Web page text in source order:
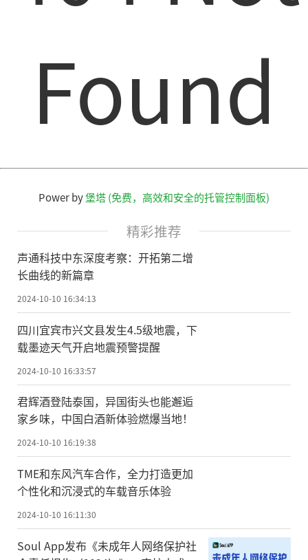
Found
Power by堡塔 (免费，高效和安全的托管控制面板)
精彩推荐
声通科技中东深度考察：开拓第二增
长曲线的新篇章
2024-10-10 16:34:13
四川宜宾市兴文县发生4.5级地震，下
载墨迹天气开启地震预警提醒
2024-10-10 16:33:57
君辉酒登陆泰国，异国街头也能邂逅
家乡味，中国白酒新体验燃爆当地！
2024-10-10 16:19:38
TME和东风汽车合作，全力打造更加
个性化和沉浸式的车载音乐体验
2024-10-10 16:11:30
Soul App发布《未成年人网络保护社